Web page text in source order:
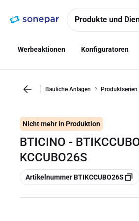
NavigationInhalt
Produkte und
Werbeaktionen Konfiguratoren
Bauliche Anlagen Produktserien
Nicht mehr in Produktion
BTICINO -
KCCUBO26S
Kopieren
Artikelnummer BTIKCCUBO26S